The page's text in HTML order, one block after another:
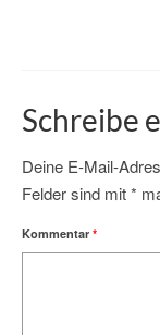
Schreibe
Deine E-Mail-
Felder sind mit*
Kommentar *